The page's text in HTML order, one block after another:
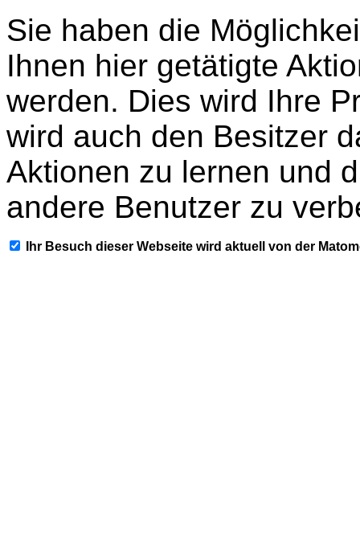
Sie haben die
Ihnen hier getätigte
werden. Dies wird Ihre
wird auch den Besitzer
Aktionen zu lernen und
andere Benutzer zu
Ihr Besuch dieser Webseite wird aktuell von der